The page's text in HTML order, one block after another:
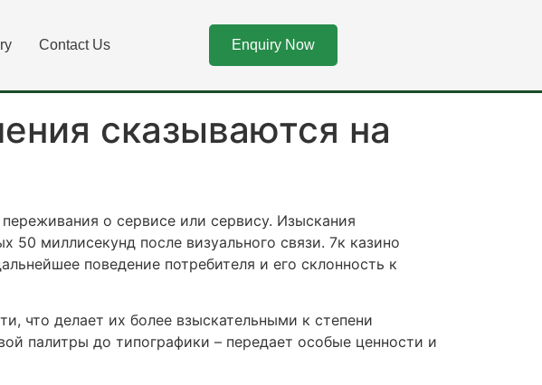
Contact Us Enquiry Now
сказываются на
сказываются на
о сервисе или сервису. Изыскания
миллисекунд после визуального связи. 7к казино
поведение потребителя и его склонность к
что делает их более взыскательными к степени
палитры до типографики – передает особые ценности и